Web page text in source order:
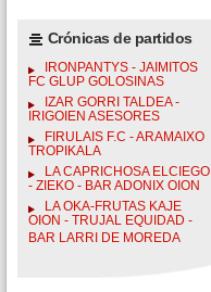
Crónicas de partidos
IRONPANTYS - JAIMITOS
FC GLUP GOLOSINAS
IZAR GORRI TALDEA -
IRIGOIEN ASESORES
FIRULAIS F.C - ARAMAIXO
TROPIKALA
LA CAPRICHOSA ELCIEGO
- ZIEKO - BAR ADONIX OION
LA OKA-FRUTAS KAJE
OION - TRUJAL EQUIDAD -
BAR LARRI DE MOREDA